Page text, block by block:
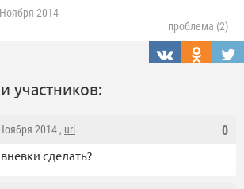
2014
проблема (2)
участников:
0
2014 , url
сделать?